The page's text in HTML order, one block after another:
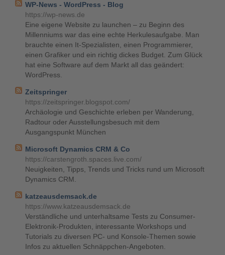
WP-News - WordPress - Blog
https://wp-news.de
Eine eigene Website zu launchen – zu Beginn des
Millenniums war das eine echte Herkulesaufgabe. Man
brauchte einen It-Spezialisten, einen Programmierer,
einen Grafiker und ein richtig dickes Budget. Zum Glück
hat eine Software auf dem Markt all das geändert:
WordPress.
Zeitspringer
https://zeitspringer.blogspot.com/
Archäologie und Geschichte erleben per Wanderung,
Radtour oder Ausstellungsbesuch mit dem
Ausgangspunkt München
Microsoft Dynamics CRM & Co
https://carstengroth.spaces.live.com/
Neuigkeiten, Tipps, Trends und Tricks rund um Microsoft
Dynamics CRM.
katzeausdemsack.de
https://www.katzeausdemsack.de
Verständliche und unterhaltsame Tests zu Consumer-
Elektronik-Produkten, interessante Workshops und
Tutorials zu diversen PC- und Konsole-Themen sowie
Infos zu aktuellen Schnäppchen-Angeboten.